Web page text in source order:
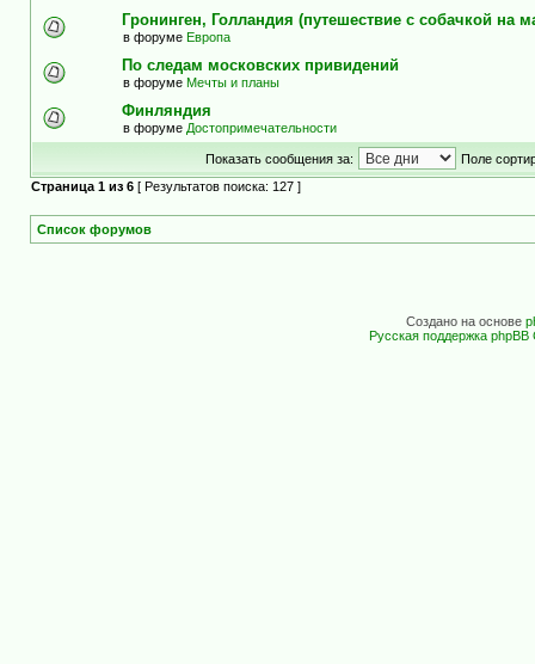
Гронинген, Голландия (путешествие с собачкой на
в форуме Европа
По следам московских привидений
в форуме Мечты и планы
Финляндия
в форуме Достопримечательности
Показать сообщения за:
Поле
Страница 1 из 6 [ Результатов поиска: 127 ]
Список форумов
Создано на основе
Русская поддержка phpBB